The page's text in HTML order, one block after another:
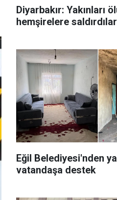
Diyarbakır: Yakınları
hemşirelere saldırdılar
Eğil Belediyesi'nden
vatandaşa destek